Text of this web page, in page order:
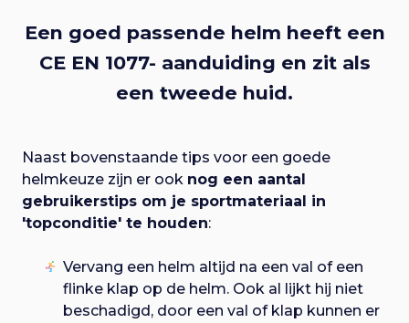
Een goed passende helm heeft een
CE EN 1077- aanduiding en zit als
een tweede huid.
Naast bovenstaande tips voor een goede
helmkeuze zijn er ook nog een aantal
gebruikerstips om je sportmateriaal in
'topconditie' te houden:
Vervang een helm altijd na een val of een
flinke klap op de helm. Ook al lijkt hij niet
beschadigd, door een val of klap kunnen er